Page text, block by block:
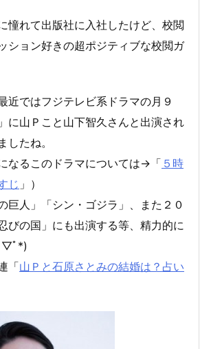
憧れて出版社に入社したけど、校閲
ション好きの超ポジティブな校閲ガ
近ではフジテレビ系ドラマの月９
に山Ｐこと山下智久さんと出演され
したね。
なるこのドラマについては→「 ５時
じ 」）
巨人」「シン・ゴジラ」、また２０
びの国」にも出演する等、精力的に
▽ﾟ*)
「山Ｐと石原さとみの結婚は？占い